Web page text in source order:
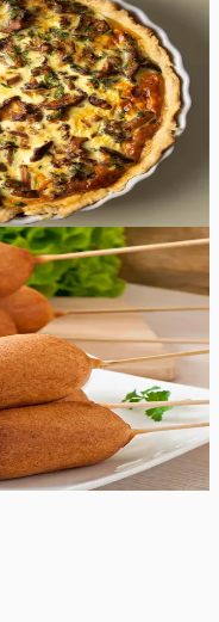
sügisene munaroog,
ja sulanud
Corn
Hotdogi vorsti
väljast krõbe.